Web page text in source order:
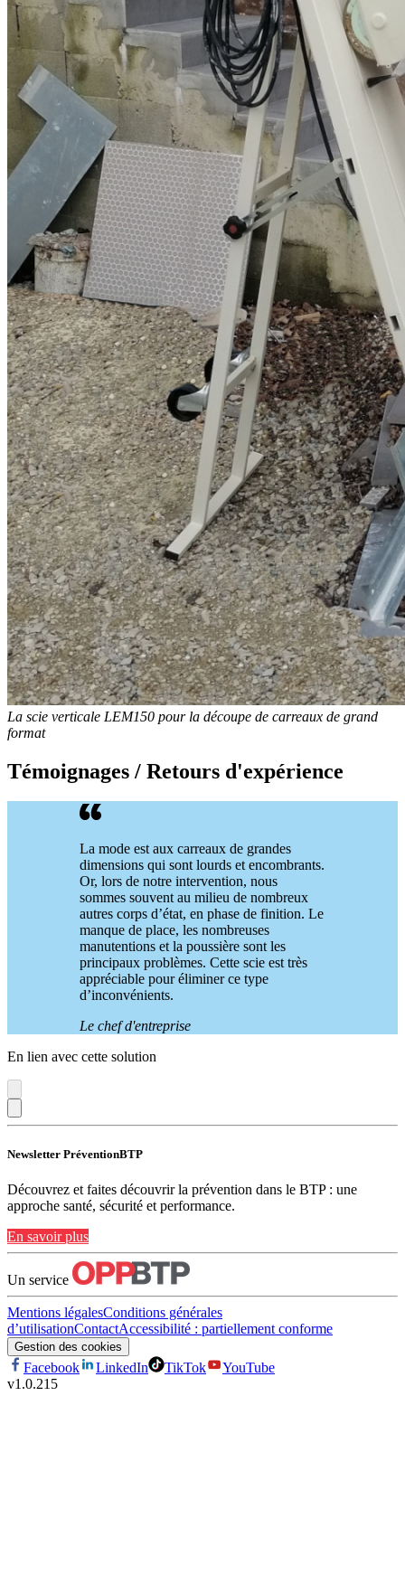
La scie verticale LEM150 pour la découpe de carreaux de grand
format
Témoignages / Retours d'expérience
La mode est aux carreaux de grandes
dimensions qui sont lourds et encombrants.
Or, lors de notre intervention, nous
sommes souvent au milieu de nombreux
autres corps d’état, en phase de finition. Le
manque de place, les nombreuses
manutentions et la poussière sont les
principaux problèmes. Cette scie est très
appréciable pour éliminer ce type
d’inconvénients.
Le chef d'entreprise
En lien avec cette solution
Newsletter PréventionBTP
Découvrez et faites découvrir la prévention dans le BTP : une
approche santé, sécurité et performance.
En savoir plus
Un service
Mentions légalesConditions générales
d’utilisationContactAccessibilité : partiellement conforme
Gestion des cookies
Facebook LinkedIn TikTok
YouTube
v1.0.215